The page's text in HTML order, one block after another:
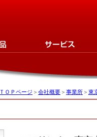
ＴＯＰページ ＞ 会社概要 ＞ 事業所 ＞ 東